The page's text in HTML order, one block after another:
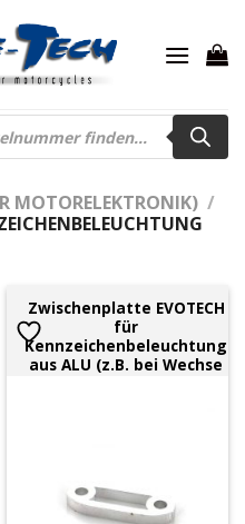
MOTORELEKTRONIK) /
Zwischenplatte EVOTECH
für
Kennzeichenbeleuchtung
aus ALU (z.B. bei Wechse